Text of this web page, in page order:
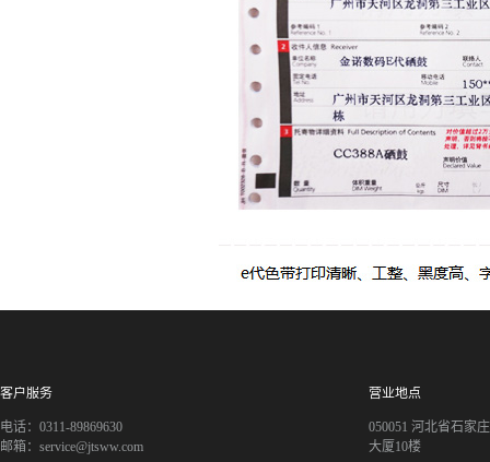
客户服务
电话：0311-89869630
邮箱：service@jtsww.com
营业地点
050051 河北省石家
大厦10楼